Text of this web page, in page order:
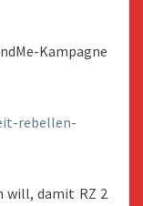
Kampagne
rebellen-
will, damit RZ 2